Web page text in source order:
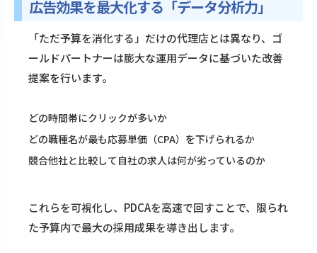
広告効果を最大化する「データ分析力」
「ただ予算を消化する」だけの代理店とは異なり、ゴ
ールドパートナーは膨大な運用データに基づいた改善
提案を行います。
どの時間帯にクリックが多いか
どの職種名が最も応募単価（CPA）を下げられるか
競合他社と比較して自社の求人は何が劣っているのか
これらを可視化し、PDCAを高速で回すことで、限られ
た予算内で最大の採用成果を導き出します。